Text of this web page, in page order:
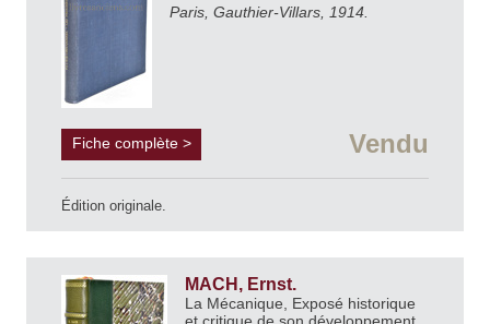
Paris, Gauthier-Villars, 1914.
Fiche complète > Vendu
Édition originale.
MACH, Ernst.
La Mécanique, Exposé historique